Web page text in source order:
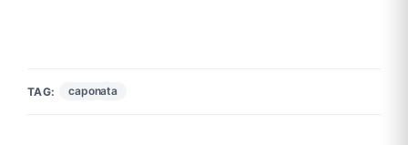
TAG: caponata